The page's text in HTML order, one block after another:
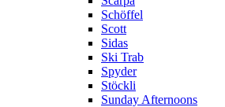
Schöffel
Scott
Sidas
Ski Trab
Spyder
Stöckli
Sunday Afternoons